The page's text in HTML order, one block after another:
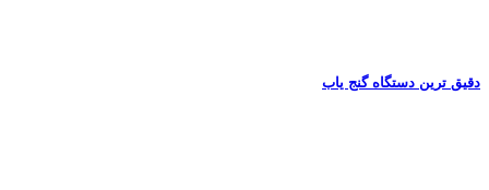
دقیق ترین دستگاه گنج یاب